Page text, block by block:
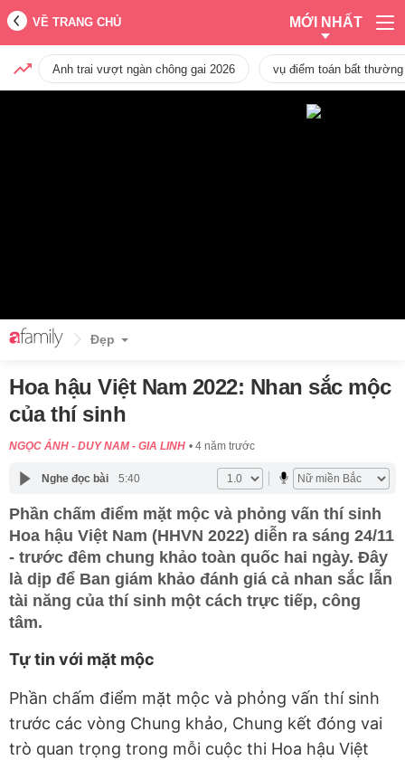
VỀ TRANG CHỦ MỚI NHẤT
Anh trai vượt ngàn chông gai 2026 vụ điểm toán bất
Đẹp
Hoa hậu Việt Nam 2022: Nhan sắc mộc
của thí sinh
NGỌC ÁNH - DUY NAM - GIA LINH 4 năm trước
Nghe đọc bài 5:40
Phần chấm điểm mặt mộc và phỏng vấn thí sinh
Hoa hậu Việt Nam (HHVN 2022) diễn ra sáng 24/11
- trước đêm chung khảo toàn quốc hai ngày. Đây
là dịp để Ban giám khảo đánh giá cả nhan sắc lẫn
tài năng của thí sinh một cách trực tiếp, công
tâm.
Tự tin với mặt mộc
Phần chấm điểm mặt mộc và phỏng vấn thí sinh
trước các vòng Chung khảo, Chung kết đóng vai
trò quan trọng trong mỗi cuộc thi Hoa hậu Việt